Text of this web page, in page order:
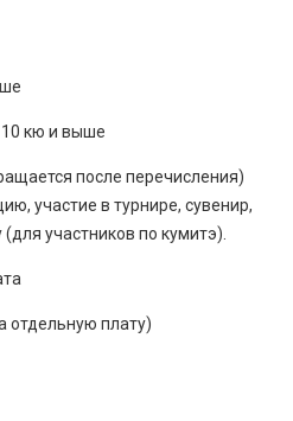
10 кю и выше
после перечисления)
участие в турнире, сувенир,
участников по кумитэ).
отдельную плату)